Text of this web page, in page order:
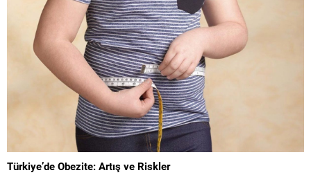
Türkiye’de Obezite: Artış ve Riskler